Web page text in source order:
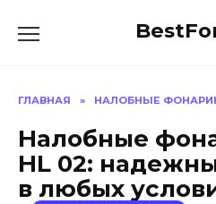
ГЛАВНАЯ » НАЛОБНЫЕ
Налобные
HL 02:
в любых